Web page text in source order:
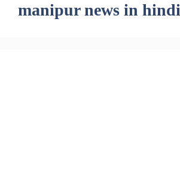
manipur news in hindi